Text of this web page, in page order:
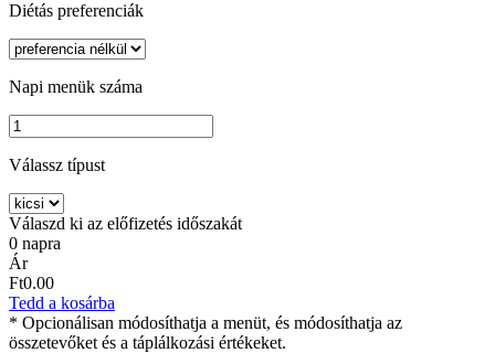
Diétás preferenciák
Napi menük száma
Válassz típust
Válaszd ki az előfizetés időszakát
0 napra
Ár
Ft0.00
Tedd a kosárba
* Opcionálisan módosíthatja a menüt, és módosíthatja az
összetevőket és a táplálkozási értékeket.